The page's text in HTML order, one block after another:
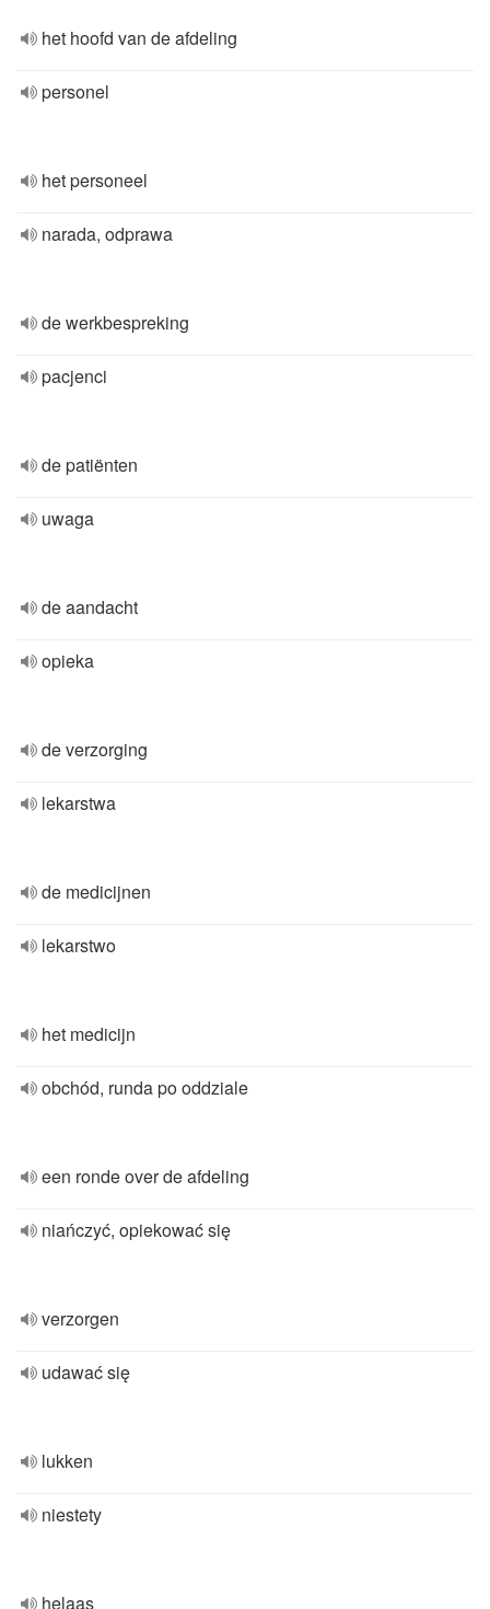
het hoofd van de afdeling
personel
het personeel
narada, odprawa
de werkbespreking
pacjenci
de patiënten
uwaga
de aandacht
opieka
de verzorging
lekarstwa
de medicijnen
lekarstwo
het medicijn
obchód, runda po oddziale
een ronde over de afdeling
niańczyć, opiekować się
verzorgen
udawać się
lukken
niestety
helaas